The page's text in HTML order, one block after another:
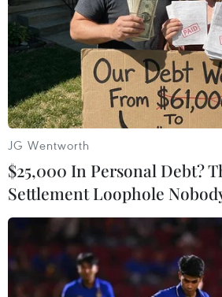
TP. HCM lập tổ chăm sóc
COVID-19 tại cộng đồng
22/09/2021 14:52
JG Wentworth
$25,000 In Personal Debt?
Settlement Loophole